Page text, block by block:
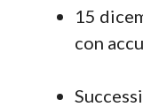
15
con